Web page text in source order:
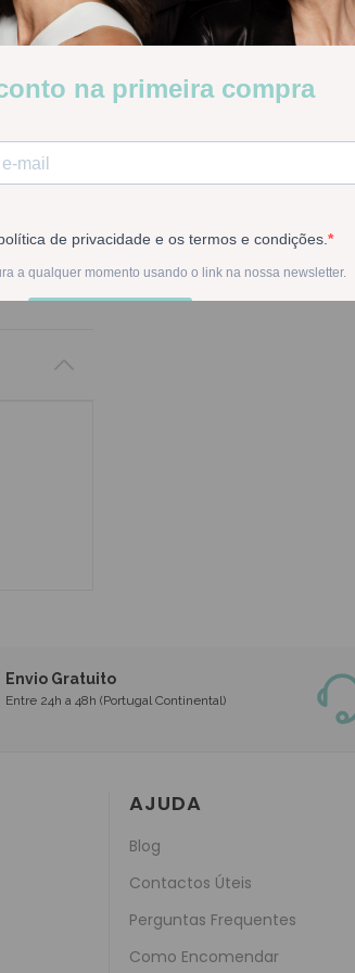
cuidado desembaraçador
Stock: Indisponível
Na compra deste
Envio Gratuito
Entre 24h a 48h (Portugal Continental)
AJUDA
Blog
Contactos Úteis
Perguntas Frequentes
Como Encomendar